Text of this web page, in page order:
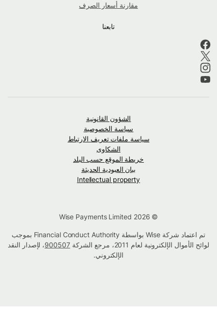
مقارنة أسعار الصرف
تابعنا
الشؤون القانونية
سياسة الخصوصية
سياسة ملفات تعريف الارتباط
الشكاوى
خريطة الموقع حسب البلد
بيان العبودية الحديثة
Intellectual property
تم اعتماد شركة Wise بواسطة Financial Conduct Authority بموجب
لوائح الأموال الإلكترونية لعام 2011، مرجع الشركة
900507، لإصدار النقد
الإلكتروني.